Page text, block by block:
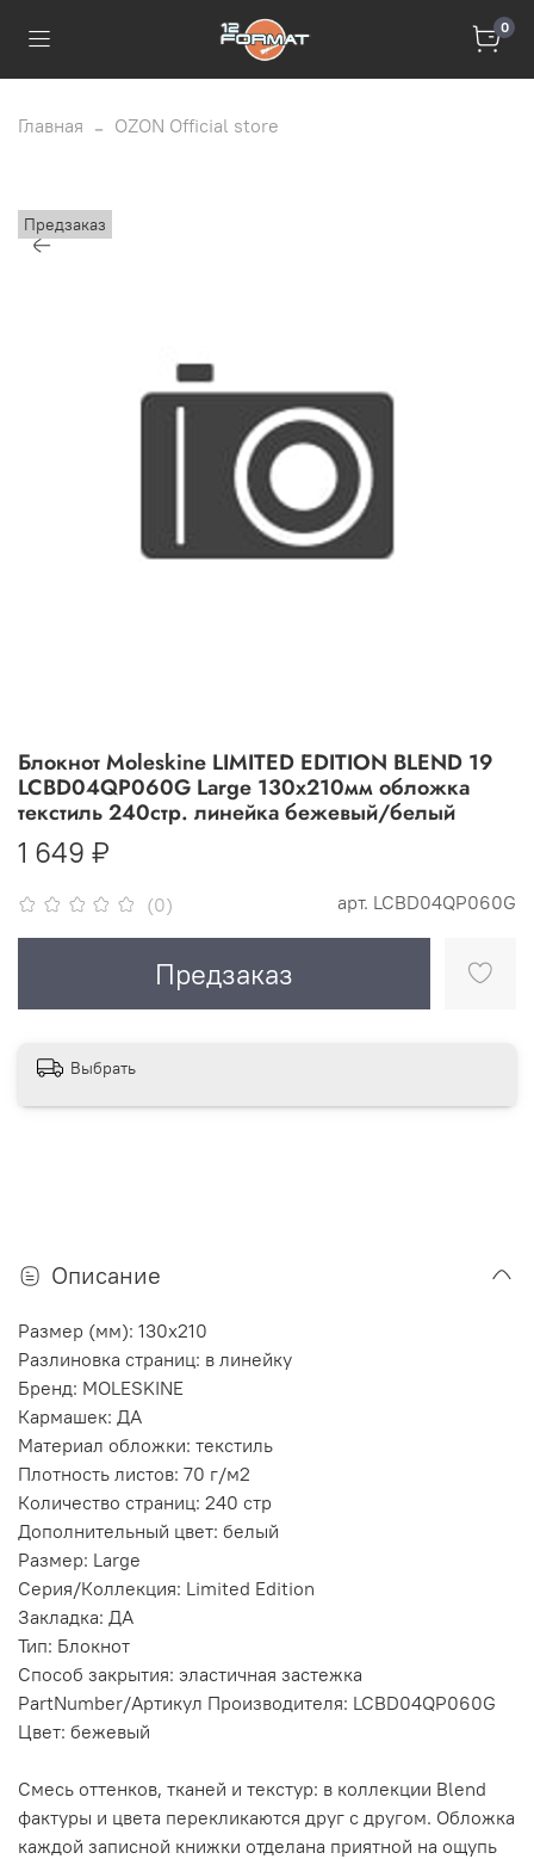
0
Главная OZON Official store
Предзаказ
(0) арт. LCBD04QP060G
Блокнот Moleskine LIMITED EDITION BLEND 19
LCBD04QP060G Large 130х210мм обложка
текстиль 240стр. линейка бежевый/белый
1 649 ₽
Предзаказ
Выбрать
Описание
Размер (мм): 130х210
Разлиновка страниц: в линейку
Бренд: MOLESKINE
Кармашек: ДА
Материал обложки: текстиль
Плотность листов: 70 г/м2
Количество страниц: 240 стр
Дополнительный цвет: белый
Размер: Large
Серия/Коллекция: Limited Edition
Закладка: ДА
Тип: Блокнот
Способ закрытия: эластичная застежка
PartNumber/Артикул Производителя: LCBD04QP060G
Цвет: бежевый
Смесь оттенков, тканей и текстур: в коллекции Blend
фактуры и цвета перекликаются друг с другом. Обложка
каждой записной книжки отделана приятной на ощупь